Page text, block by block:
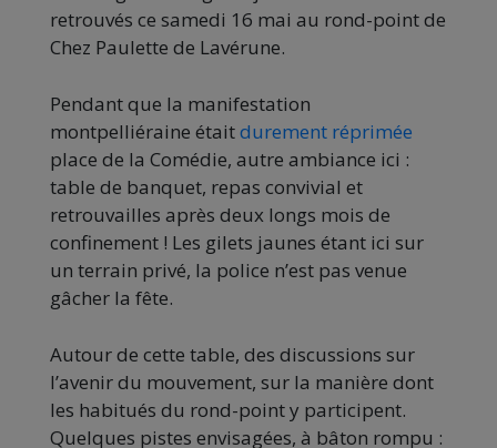
retrouvés ce samedi 16 mai au rond-point de
Chez Paulette de Lavérune.
Pendant que la manifestation
montpelliéraine étaitdurement réprimée
place de la Comédie, autre ambiance ici :
table de banquet, repas convivial et
retrouvailles après deux longs mois de
confinement ! Les gilets jaunes étant ici sur
un terrain privé, la police n’est pas venue
gâcher la fête.
Autour de cette table, des discussions sur
l’avenir du mouvement, sur la manière dont
les habitués du rond-point y participent.
Quelques pistes envisagées, à bâton rompu :